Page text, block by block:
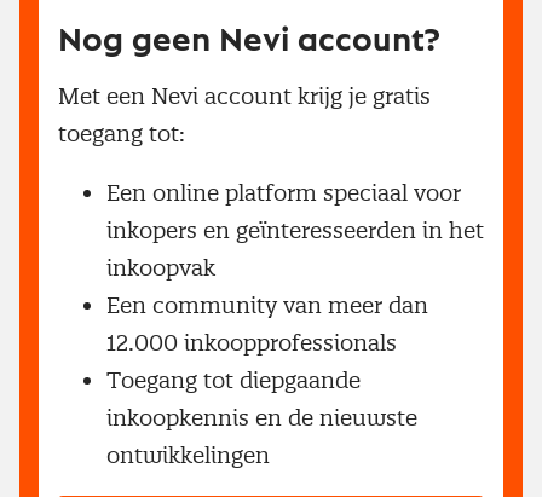
Nog geen Nevi account?
Met een Nevi account krijg je gratis
toegang tot:
Een online platform speciaal voor
inkopers en geïnteresseerden in het
inkoopvak
Een community van meer dan
12.000 inkoopprofessionals
Toegang tot diepgaande
inkoopkennis en de nieuwste
ontwikkelingen